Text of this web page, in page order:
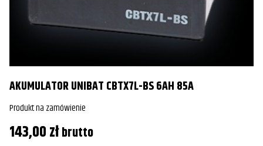
AKUMULATOR UNIBAT CBTX7L-BS 6AH 85A
Produkt na zamówienie
143,00złbrutto